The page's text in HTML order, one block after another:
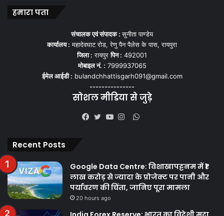
हमारा पता
संचालक एवं संपादक :सुनीता पाण्डेय
कार्यालय : महादेवघाट रोड, रेणु पैन पैलेस के पास, रायपुरा
जिला : रायपुरपिन : 492001
मोबाइल नं. : 7999937065
ईमेल आईडी : bulandchhattisgarh091@gmail.com
---------------
सोशल मीडिया से जुड़े
WhatsApp
Recent Posts
Google Data Centre: विशाखापट्टनम में ₹1
लाख करोड़ से ज्यादा के प्रोजेक्ट पर पानी और
पर्यावरण की चिंता, जानिए पूरा मामला
20 hours ago